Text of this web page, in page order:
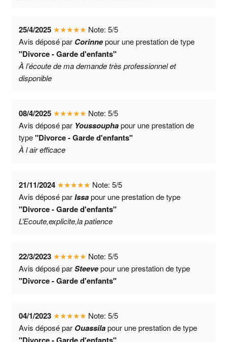
25/4/2025 ★★★★★ Note:5/5
Avis déposé par Corinnepour une prestation de type
"Divorce - Garde d'enfants"
À l’écoute de ma demande très professionnel et
disponible
08/4/2025 ★★★★★ Note:5/5
Avis déposé par Youssouphapour une prestation de
type"Divorce - Garde d'enfants"
À l air efficace
21/11/2024 ★★★★★ Note:5/5
Avis déposé parIssapour une prestation de type
"Divorce - Garde d'enfants"
L’Ecoute,explicite,la patience
22/3/2023 ★★★★★ Note:5/5
Avis déposé parSteevepour une prestation de type
"Divorce - Garde d'enfants"
04/1/2023 ★★★★★ Note:5/5
Avis déposé par Ouassilapour une prestation de type